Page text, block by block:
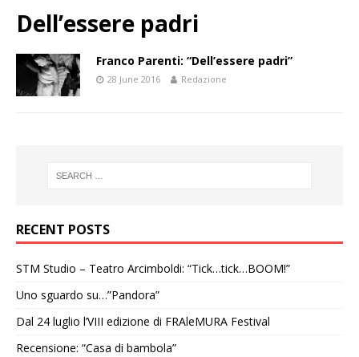
Dell’essere padri
Franco Parenti: “Dell’essere padri”
28 June 2016 Redazione
RECENT POSTS
STM Studio – Teatro Arcimboldi: “Tick…tick…BOOM!”
Uno sguardo su…”Pandora”
Dal 24 luglio l’VIII edizione di FRAleMURA Festival
Recensione: “Casa di bambola”